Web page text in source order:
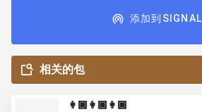
添加到SIGNAL
相关的包
👩🏿👩🏿👩🏿